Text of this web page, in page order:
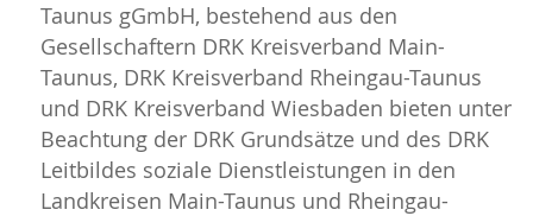
Taunus gGmbH, bestehend aus den
Gesellschaftern DRK Kreisverband Main-
Taunus, DRK Kreisverband Rheingau-Taunus
und DRK Kreisverband Wiesbaden bieten unter
Beachtung der DRK Grundsätze und des DRK
Leitbildes soziale Dienstleistungen in den
Landkreisen Main-Taunus und Rheingau-